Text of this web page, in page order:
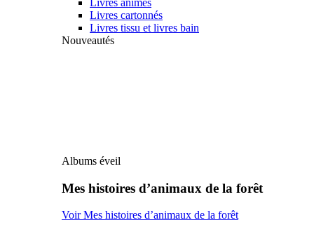
Livres animés
Livres cartonnés
Livres tissu et livres bain
Nouveautés
Albums éveil
Mes histoires d’animaux de la forêt
Voir Mes histoires d’animaux de la forêt